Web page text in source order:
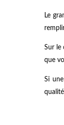
Le
Sur le
que
Si